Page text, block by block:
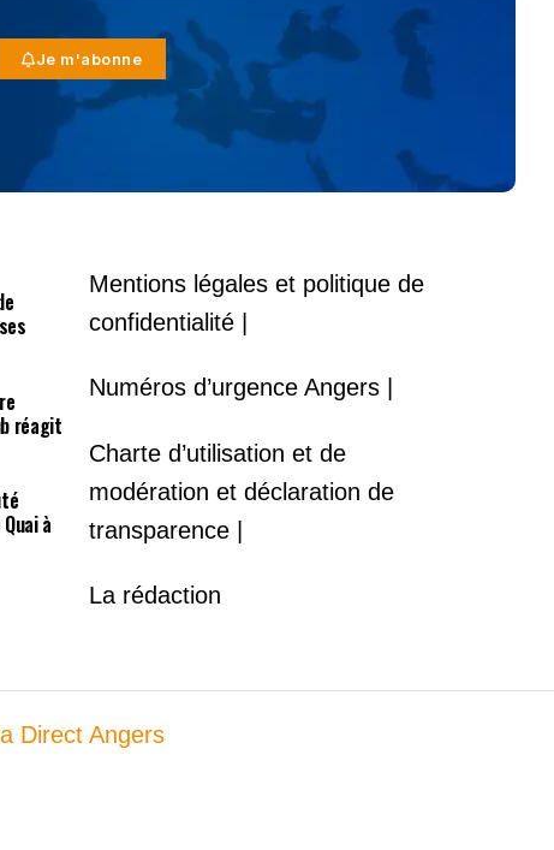
Je m'abonne
réagit
à
Mentions légales et politique de
confidentialité |
Numéros d’urgence Angers |
Charte d’utilisation et de
modération et déclaration de
transparence |
La rédaction
Direct Angers